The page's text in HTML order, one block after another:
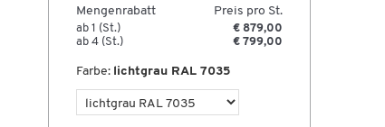
Mengenrabatt Preis pro St.
ab 1 (St.)
€ 879,00
ab 4 (St.)
€ 799,00
Farbe: lichtgrau RAL 7035